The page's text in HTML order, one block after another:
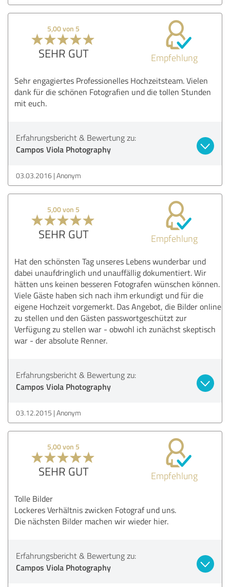
5,00 von 5
SEHR GUT Empfehlung
Sehr engagiertes Professionelles Hochzeitsteam. Vielen
dank für die schönen Fotografien und die tollen Stunden
mit euch.
Erfahrungsbericht & Bewertung zu:
Campos Viola Photography
03.03.2016 Anonym
5,00 von 5
SEHR GUT Empfehlung
Hat den schönsten Tag unseres Lebens wunderbar und
dabei unaufdringlich und unauffällig dokumentiert. Wir
hätten uns keinen besseren Fotografen wünschen können.
Viele Gäste haben sich nach ihm erkundigt und für die
eigene Hochzeit vorgemerkt. Das Angebot, die Bilder online
zu stellen und den Gästen passwortgeschützt zur
Verfügung zu stellen war - obwohl ich zunächst skeptisch
war - der absolute Renner.
Erfahrungsbericht & Bewertung zu:
Campos Viola Photography
03.12.2015 Anonym
5,00 von 5
SEHR GUT Empfehlung
Tolle Bilder
Lockeres Verhältnis zwicken Fotograf und uns.
Die nächsten Bilder machen wir wieder hier.
Erfahrungsbericht & Bewertung zu:
Campos Viola Photography